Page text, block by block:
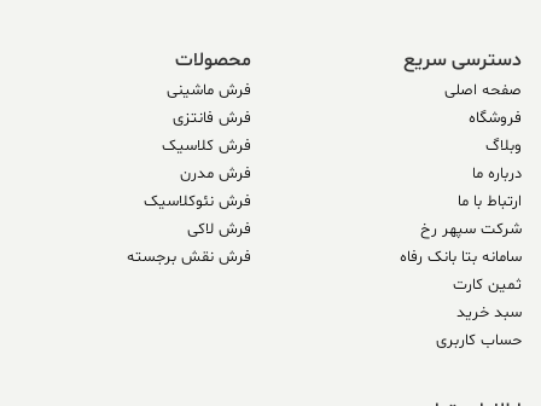
دسترسی سریع
صفحه اصلی
فروشگاه
وبلاگ
درباره ما
ارتباط با ما
شرکت سپهر رخ
سامانه بتا بانک رفاه
ثمین کارت
سبد خرید
حساب کاربری
محصولات
فرش ماشینی
فرش فانتزی
فرش کلاسیک
فرش مدرن
فرش نئوکلاسیک
فرش لاکی
فرش نقش برجسته